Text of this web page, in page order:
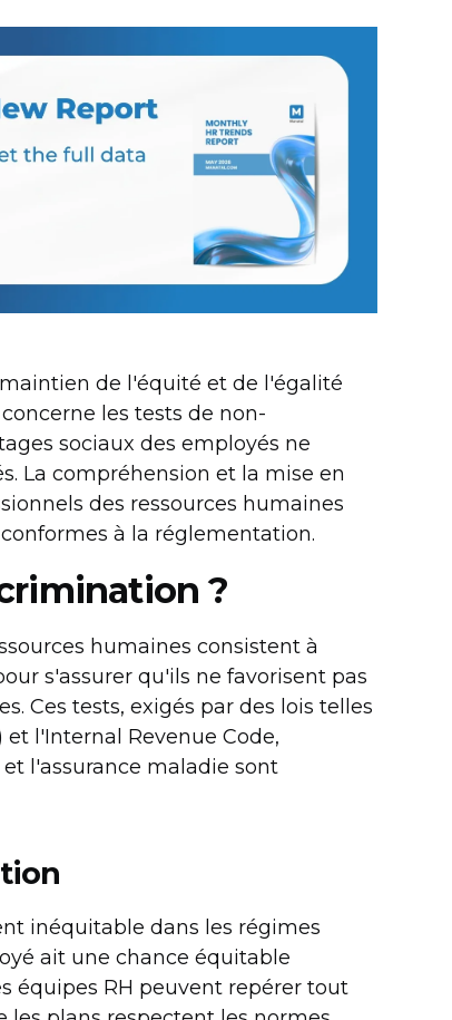
de l'équité et de l'égalité
les tests de non-
sociaux des employés ne
La compréhension et la mise en
des ressources humaines
à la réglementation.
?
humaines consistent à
s'assurer qu'ils ne favorisent pas
Ces tests, exigés par des lois telles
l'Internal Revenue Code,
l'assurance maladie sont
inéquitable dans les régimes
ait une chance équitable
équipes RH peuvent repérer tout